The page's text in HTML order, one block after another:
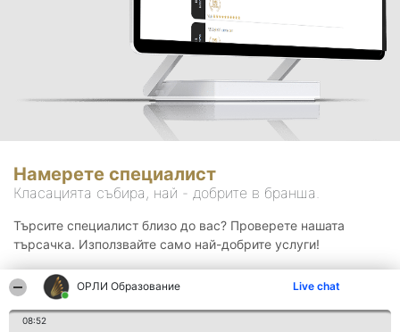
ОРЛИ Образование Live chat
08:52
Намерете специалист
Класацията събира, най - добрите в бранша.
Търсите специалист близо до вас? Проверете нашата
търсачка. Използвайте само най-добрите услуги!